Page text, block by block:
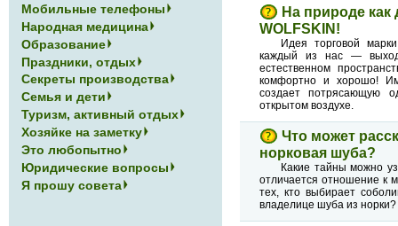
На природе как
WOLFSKIN!
Идея торговой
каждый из нас —
естественном
комфортно и хорошо!
создает потрясающую
открытом воздухе.
Что может
норковая шуба?
Какие тайны можно
отличается отношение к
тех, кто выбирает
владелице шуба из норки?
Мобильные телефоны
Народная медицина
Образование
Праздники, отдых
Секреты производства
Семья и дети
Туризм, активный отдых
Хозяйке на заметку
Это любопытно
Юридические вопросы
Я прошу совета